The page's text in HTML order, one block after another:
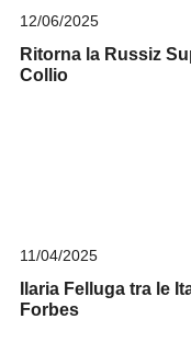
12/06/2025
Ritorna la Russiz
Collio
11/04/2025
Ilaria Felluga tra le
Forbes